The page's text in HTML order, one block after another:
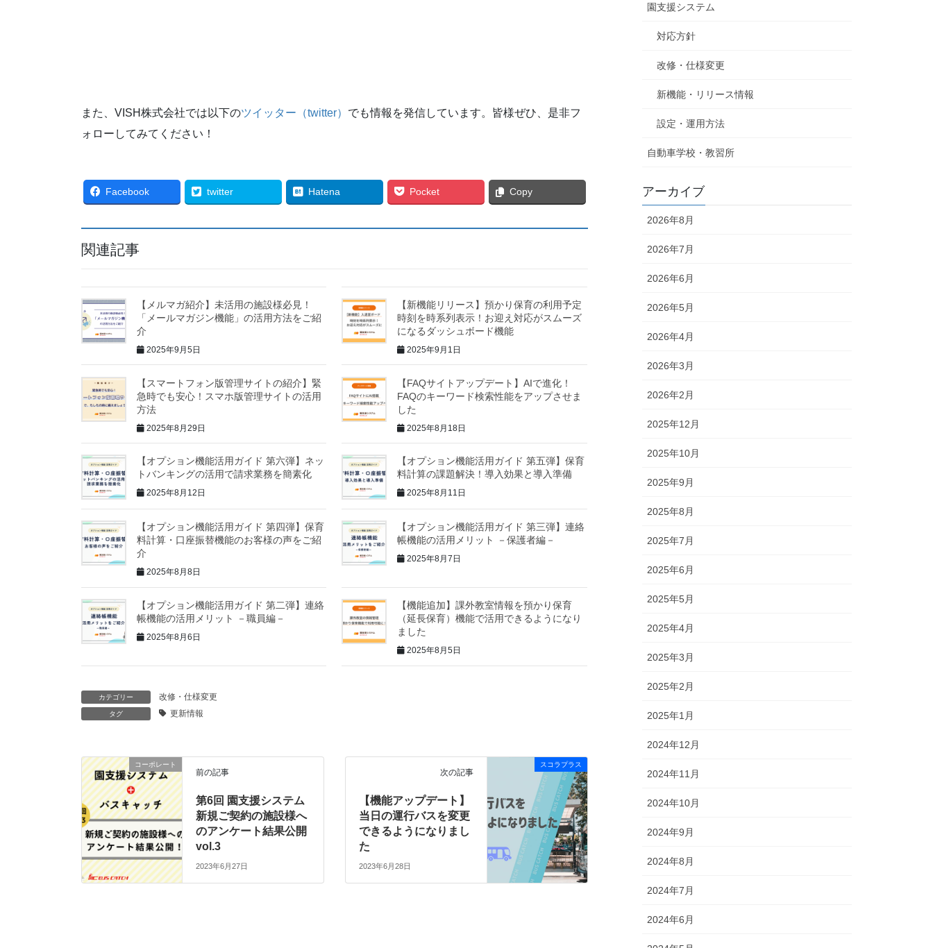
また、VISH株式会社では以下のツイッター（twitter） でも情報を発信しています。皆様ぜひ、是非フ
ォローしてみてください！
Facebook twitter Hatena Pocket Copy
関連記事
【メルマガ紹介】未活用の施設様必見！
「メールマガジン機能」の活用方法をご紹
介
2025年9月5日
【新機能リリース】預かり保育の利用予定
時刻を時系列表示！お迎え対応がスムーズ
になるダッシュボード機能
2025年9月1日
【スマートフォン版管理サイトの紹介】緊
急時でも安心！スマホ版管理サイトの活用
方法
2025年8月29日
【FAQサイトアップデート】AIで進化！
FAQのキーワード検索性能をアップさせま
した
2025年8月18日
【オプション機能活用ガイド 第六弾】ネッ
トバンキングの活用で請求業務を簡素化
2025年8月12日
【オプション機能活用ガイド 第五弾】保育
料計算の課題解決！導入効果と導入準備
2025年8月11日
【オプション機能活用ガイド 第四弾】保育
料計算・口座振替機能のお客様の声をご紹
介
2025年8月8日
【オプション機能活用ガイド 第三弾】連絡
帳機能の活用メリット －保護者編－
2025年8月7日
【オプション機能活用ガイド 第二弾】連絡
帳機能の活用メリット －職員編－
2025年8月6日
【機能追加】課外教室情報を預かり保育
（延長保育）機能で活用できるようになり
ました
2025年8月5日
カテゴリー 改修・仕様変更
タグ 更新情報
コーポレート
前の記事
第6回 園支援システム
新規ご契約の施設様へ
のアンケート結果公開
vol.3
2023年6月27日
スコラプラス
次の記事
【機能アップデート】
当日の運行バスを変更
できるようになりまし
た
2023年6月28日
園支援システム
対応方針
改修・仕様変更
新機能・リリース情報
設定・運用方法
自動車学校・教習所
アーカイブ
2026年8月
2026年7月
2026年6月
2026年5月
2026年4月
2026年3月
2026年2月
2025年12月
2025年10月
2025年9月
2025年8月
2025年7月
2025年6月
2025年5月
2025年4月
2025年3月
2025年2月
2025年1月
2024年12月
2024年11月
2024年10月
2024年9月
2024年8月
2024年7月
2024年6月